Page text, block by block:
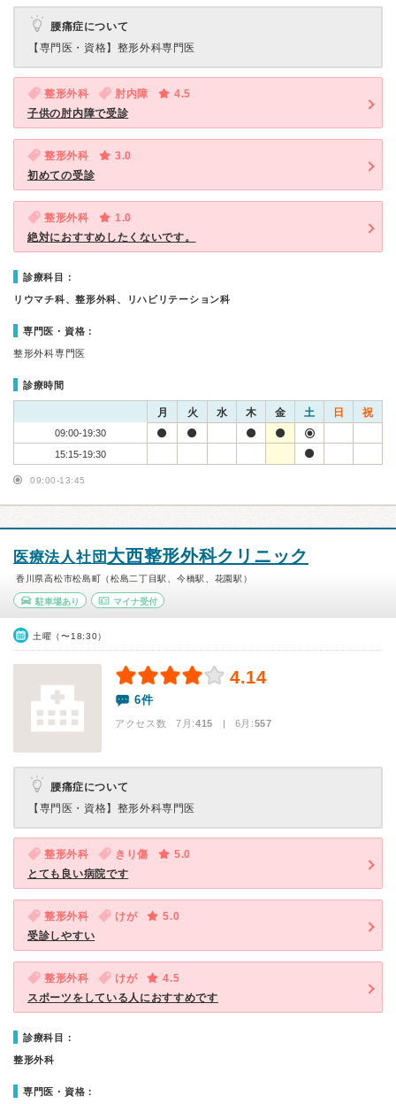
腰痛症について
【専門医・資格】 整形外科専門医
整形外科 肘内障
4.5
子供の肘内障で受診
整形外科
3.0
初めての受診
整形外科
1.0
絶対におすすめしたくないです。
診療科目：
リウマチ科、整形外科、リハビリテーション科
専門医・資格：
整形外科専門医
診療時間
月 火 水 木 金 土 日 祝
09:00-19:30
15:15-19:30
09:00-13:45
医療法人社団 大西整形外科クリニック
香川県高松市松島町（松島二丁目駅、今橋駅、花園駅）
駐車場あり マイナ受付
土曜（〜18:30）
4.14
6件
アクセス数 7月:415 | 6月:557
腰痛症について
【専門医・資格】 整形外科専門医
整形外科 きり傷
5.0
とても良い病院です
整形外科 けが
5.0
受診しやすい
整形外科 けが
4.5
スポーツをしている人におすすめです
診療科目：
整形外科
専門医・資格：